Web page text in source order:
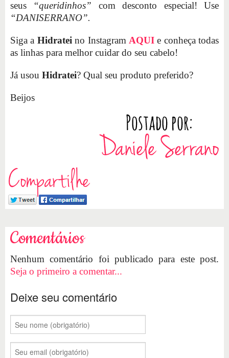
seus “queridinhos” com desconto especial! Use
“DANISERRANO”.
Siga a Hidrateino Instagram AQUIe conheça todas
as linhas para melhor cuidar do seu cabelo!
Já usou Hidratei? Qual seu produto preferido?
Beijos
Compartilhe
Comentários
Nenhum comentário foi publicado para este post.
Seja o primeiro a comentar...
Deixe seu comentário